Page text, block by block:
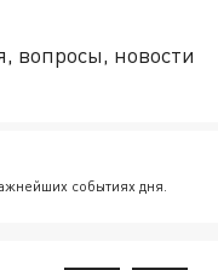
вопросы, новости
событиях дня.